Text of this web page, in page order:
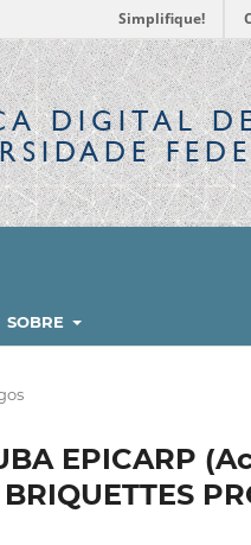
Simplifique!
DIGITAL
SOBRE
EPICARP